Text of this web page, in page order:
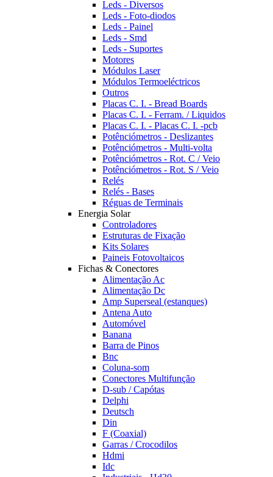
Leds - Diversos
Leds - Foto-diodos
Leds - Painel
Leds - Smd
Leds - Suportes
Motores
Módulos Laser
Módulos Termoeléctricos
Outros
Placas C. I. - Bread Boards
Placas C. I. - Ferram. / Liquidos
Placas C. I. - Placas C. I. -pcb
Potênciómetros - Deslizantes
Potênciómetros - Multi-volta
Potênciómetros - Rot. C / Veio
Potênciómetros - Rot. S / Veio
Relés
Relés - Bases
Réguas de Terminais
Energia Solar
Controladores
Estruturas de Fixação
Kits Solares
Paineis Fotovoltaicos
Fichas & Conectores
Alimentação Ac
Alimentação Dc
Amp Superseal (estanques)
Antena Auto
Automóvel
Banana
Barra de Pinos
Bnc
Coluna-som
Conectores Multifunção
D-sub / Capótas
Delphi
Deutsch
Din
F (Coaxial)
Garras / Crocodilos
Hdmi
Idc